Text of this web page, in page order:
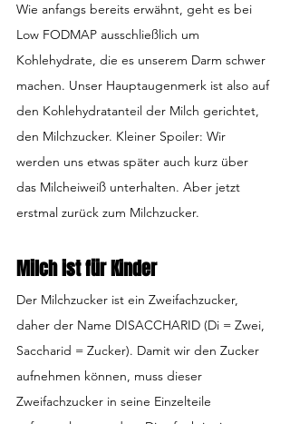
Wie anfangs bereits erwähnt, geht es bei
Low FODMAP ausschließlich um
Kohlehydrate, die es unserem Darm schwer
machen. Unser Hauptaugenmerk ist also auf
den Kohlehydratanteil der Milch gerichtet,
den Milchzucker. Kleiner Spoiler: Wir
werden uns etwas später auch kurz über
das Milcheiweiß unterhalten. Aber jetzt
erstmal zurück zum Milchzucker.
Milch ist für Kinder
Der Milchzucker ist ein Zweifachzucker,
daher der Name DISACCHARID (Di = Zwei,
Saccharid = Zucker). Damit wir den Zucker
aufnehmen können, muss dieser
Zweifachzucker in seine Einzelteile